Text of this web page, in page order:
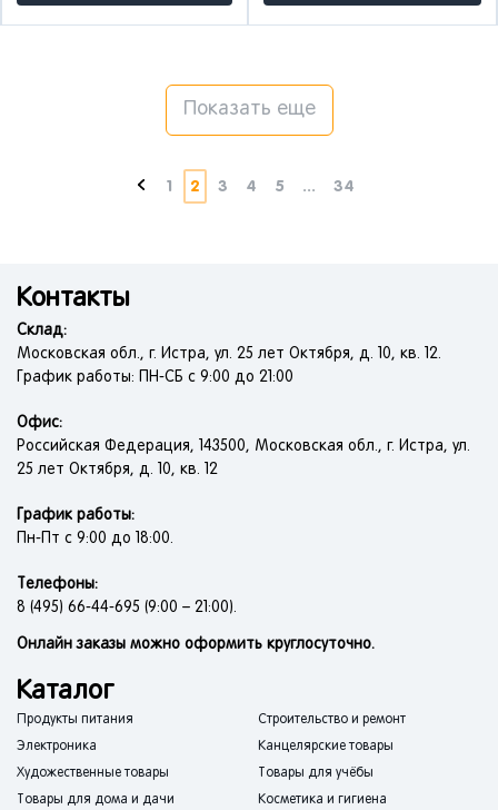
Показать еще
1 2 3 4 5 ... 34
Контакты
Склад:
Московская обл., г. Истра, ул. 25 лет Октября, д. 10, кв. 12.
График работы: ПН-СБ с 9:00 до 21:00
Офис:
Российская Федерация, 143500, Московская обл., г. Истра, ул.
25 лет Октября, д. 10, кв. 12
График работы:
Пн-Пт с 9:00 до 18:00.
Телефоны:
8 (495) 66-44-695 (9:00 – 21:00).
Онлайн заказы можно оформить круглосуточно.
Каталог
Продукты питания
Строительство и ремонт
Электроника
Канцелярские товары
Художественные товары
Товары для учёбы
Товары для дома и дачи
Косметика и гигиена